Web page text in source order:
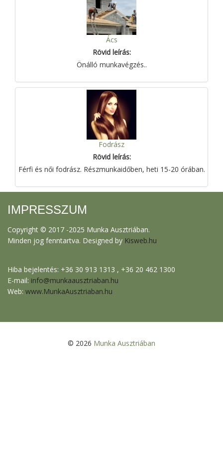
Ács
Rövid leírás:
Önálló munkavégzés..
Fodrász
Rövid leírás:
Férfi és női fodrász. Részmunkaidőben, heti 15-20 órában.
IMPRESSZUM
Copyright © 2017 -2025 Munka Ausztriában.
Minden jog fenntartva. Designed by Kisweb.hu
Hiba bejelentés: +36 30 913 1313 , +36 20 462 1300
E-mail: info@munkaausztriaban.hu
Web: www.MunkaAusztriaban.hu
© 2026 Munka Ausztriában